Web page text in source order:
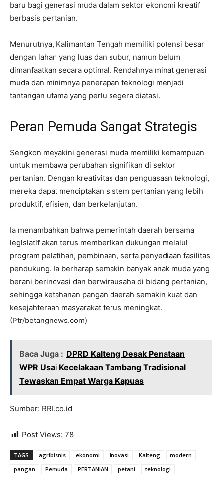
baru bagi generasi muda dalam sektor ekonomi kreatif
berbasis pertanian.
Menurutnya, Kalimantan Tengah memiliki potensi besar
dengan lahan yang luas dan subur, namun belum
dimanfaatkan secara optimal. Rendahnya minat generasi
muda dan minimnya penerapan teknologi menjadi
tantangan utama yang perlu segera diatasi.
Peran Pemuda Sangat Strategis
Sengkon meyakini generasi muda memiliki kemampuan
untuk membawa perubahan signifikan di sektor
pertanian. Dengan kreativitas dan penguasaan teknologi,
mereka dapat menciptakan sistem pertanian yang lebih
produktif, efisien, dan berkelanjutan.
Ia menambahkan bahwa pemerintah daerah bersama
legislatif akan terus memberikan dukungan melalui
program pelatihan, pembinaan, serta penyediaan fasilitas
pendukung. Ia berharap semakin banyak anak muda yang
berani berinovasi dan berwirausaha di bidang pertanian,
sehingga ketahanan pangan daerah semakin kuat dan
kesejahteraan masyarakat terus meningkat.
(Ptr/betangnews.com)
Baca Juga : DPRD Kalteng Desak Penataan
WPR Usai Kecelakaan Tambang Tradisional
Tewaskan Empat Warga Kapuas
Sumber: RRI.co.id
Post Views: 78
TAGS agribisnis ekonomi inovasi Kalteng
modern
pangan
Pemuda PERTANIAN petani teknologi